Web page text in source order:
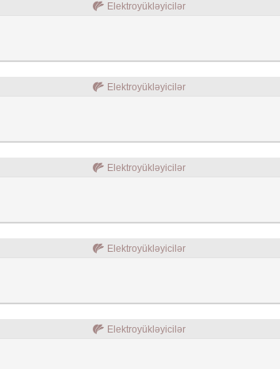
Elektroyükləyicilər
Elektroyükləyicilər
Elektroyükləyicilər
Elektroyükləyicilər
Elektroyükləyicilər